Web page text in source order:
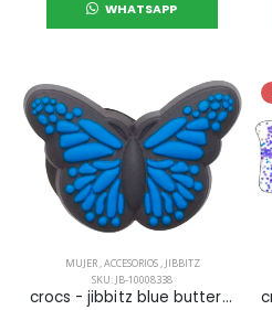
WHATSAPP
MUJER,ACCESORIOS, JIBBITZ
SKU: JB-10008338
crocs - jibbitz blue butterfly unisex